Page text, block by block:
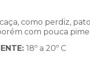
caça, como perdiz,
com pouca
18º a 20º C